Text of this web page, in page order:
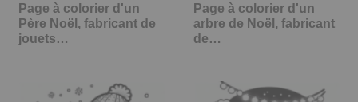
Page à colorier d'un
Père Noël, fabricant de
jouets…
Page à colorier d'un
arbre de Noël, fabricant
de…